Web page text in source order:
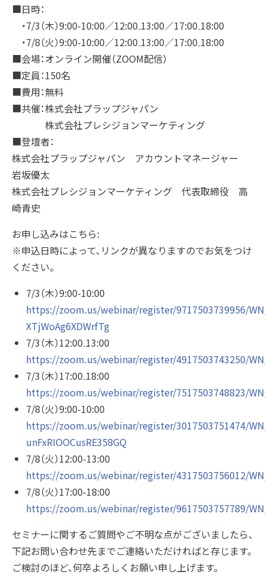
■日時：
・7/3（木）9:00-10:00／12:00₋13:00／17:00₋18:00
・7/8（火）9:00-10:00／12:00₋13:00／17:00₋18:00
■会場：オンライン開催（ZOOM配信）
■定員：150名
■費用：無料
■共催：株式会社プラップジャパン
株式会社プレシジョンマーケティング
■登壇者：
株式会社プラップジャパン アカウントマネージャー
岩坂優太
株式会社プレシジョンマーケティング 代表取締役 高
崎青史
お申し込みはこちら:
※申込日時によって、リンクが異なりますのでお気をつけ
ください。
7/3（木）9:00-10:00
https://zoom.us/webinar/register/9717503739956/
XTjWoAg6XDWrfTg
7/3（木）12:00₋13:00
https://zoom.us/webinar/register/4917503743250/
7/3（木）17:00₋18:00
https://zoom.us/webinar/register/7517503748823/
7/8（火）9:00-10:00
https://zoom.us/webinar/register/3017503751474/
unFxRIOOCusRE358GQ
7/8（火）12:00-13:00
https://zoom.us/webinar/register/4317503756012/
7/8（火）17:00-18:00
https://zoom.us/webinar/register/9617503757789/
セミナーに関するご質問やご不明な点がございましたら、
下記お問い合わせ先までご連絡いただければと存じます。
ご検討のほど、何卒よろしくお願い申し上げます。